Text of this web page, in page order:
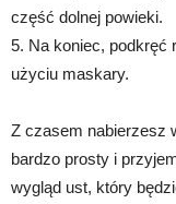
część dolnej powieki.
5. Na koniec, podkręć
użyciu maskary.
Z czasem nabierzesz
bardzo prosty i
wygląd ust, który